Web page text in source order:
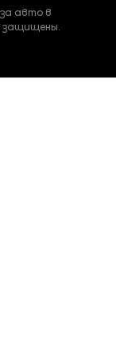
за авто в
защищены.